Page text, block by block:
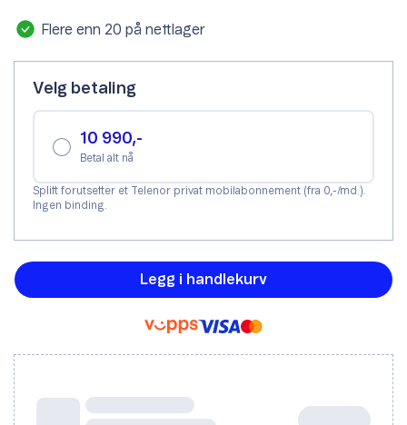
Flere enn 20 på nettlager
Velg betaling
10 990,-
Betal alt nå
Splitt forutsetter et Telenor privat mobilabonnement (fra 0,-/md.).
Ingen binding.
Legg i handlekurv